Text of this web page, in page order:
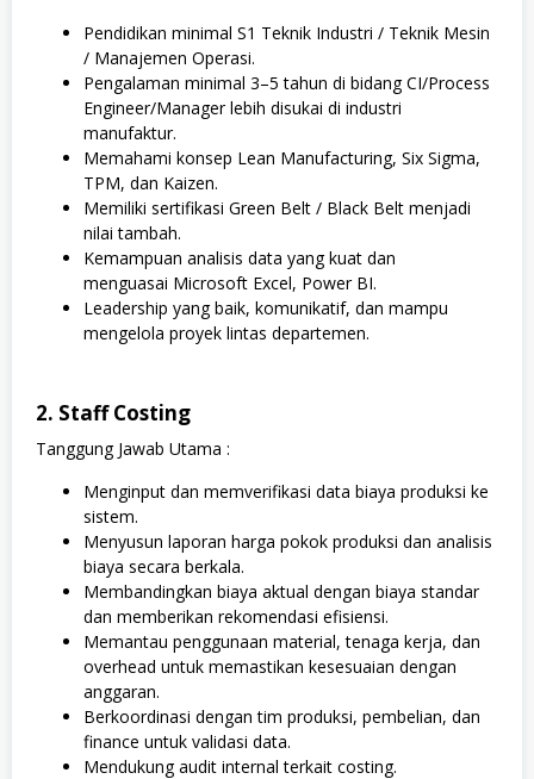
Pendidikan minimal S1 Teknik Industri / Teknik Mesin
/ Manajemen Operasi.
Pengalaman minimal 3–5 tahun di bidang CI/Process
Engineer/Manager lebih disukai di industri
manufaktur.
Memahami konsep Lean Manufacturing, Six Sigma,
TPM, dan Kaizen.
Memiliki sertifikasi Green Belt / Black Belt menjadi
nilai tambah.
Kemampuan analisis data yang kuat dan
menguasai Microsoft Excel, Power BI.
Leadership yang baik, komunikatif, dan mampu
mengelola proyek lintas departemen.
2. Staff Costing
Tanggung Jawab Utama :
Menginput dan memverifikasi data biaya produksi ke
sistem.
Menyusun laporan harga pokok produksi dan analisis
biaya secara berkala.
Membandingkan biaya aktual dengan biaya standar
dan memberikan rekomendasi efisiensi.
Memantau penggunaan material, tenaga kerja, dan
overhead untuk memastikan kesesuaian dengan
anggaran.
Berkoordinasi dengan tim produksi, pembelian, dan
finance untuk validasi data.
Mendukung audit internal terkait costing.